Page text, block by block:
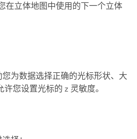
在立体地图中使用的下一个立体
为数据选择正确的光标形状、大
您设置光标的 z 灵敏度。